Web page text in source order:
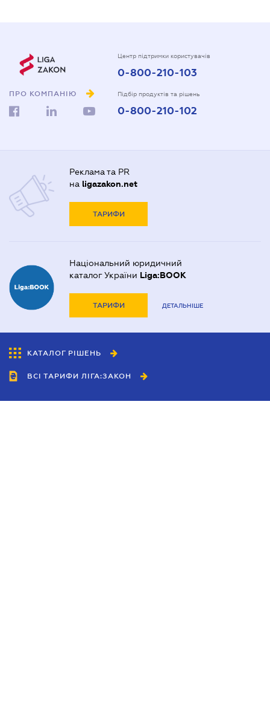
ПРО КОМПАНІЮ
Центр підтримки користувачів
0-800-210-103
Підбір продуктів та рішень
0-800-210-102
Реклама та PR
на ligazakon.net
ТАРИФИ
Національний юридичний
каталог України Liga:BOOK
ТАРИФИ ДЕТАЛЬНІШЕ
КАТАЛОГ РІШЕНЬ
ВСІ ТАРИФИ ЛІГА:ЗАКОН